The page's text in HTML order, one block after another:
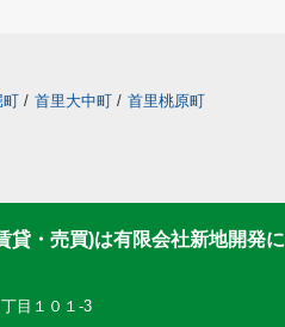
町 / 首里大中町 / 首里桃原町
貸・売買)は有限会社新地開発に
目１０１-3